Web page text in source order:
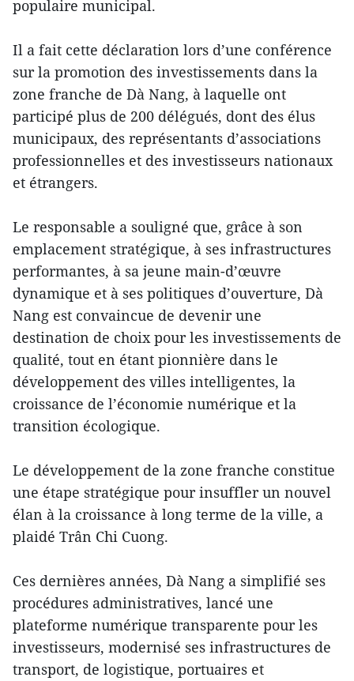
populaire municipal.
Il a fait cette déclaration lors d’une conférence
sur la promotion des investissements dans la
zone franche de Dà Nang, à laquelle ont
participé plus de 200 délégués, dont des élus
municipaux, des représentants d’associations
professionnelles et des investisseurs nationaux
et étrangers.
Le responsable a souligné que, grâce à son
emplacement stratégique, à ses infrastructures
performantes, à sa jeune main-d’œuvre
dynamique et à ses politiques d’ouverture, Dà
Nang est convaincue de devenir une
destination de choix pour les investissements de
qualité, tout en étant pionnière dans le
développement des villes intelligentes, la
croissance de l’économie numérique et la
transition écologique.
Le développement de la zone franche constitue
une étape stratégique pour insuffler un nouvel
élan à la croissance à long terme de la ville, a
plaidé Trân Chi Cuong.
Ces dernières années, Dà Nang a simplifié ses
procédures administratives, lancé une
plateforme numérique transparente pour les
investisseurs, modernisé ses infrastructures de
transport, de logistique, portuaires et